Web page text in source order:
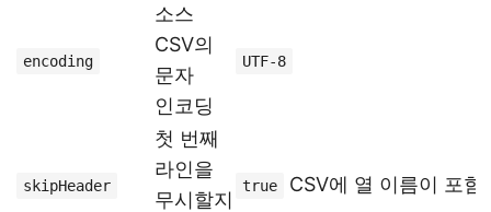
encoding
소스
CSV의
문자
인코딩
UTF-8
skipHeader
첫 번째
라인을
무시할지
true CSV에 열 이름이 포함